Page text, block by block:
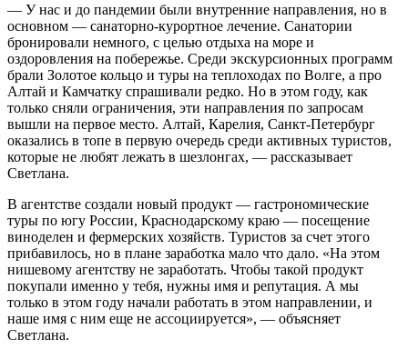
— У нас и до пандемии были внутренние направления, но в
основном — санаторно-курортное лечение. Санатории
бронировали немного, с целью отдыха на море и
оздоровления на побережье. Среди экскурсионных программ
брали Золотое кольцо и туры на теплоходах по Волге, а про
Алтай и Камчатку спрашивали редко. Но в этом году, как
только сняли ограничения, эти направления по запросам
вышли на первое место. Алтай, Карелия, Санкт-Петербург
оказались в топе в первую очередь среди активных туристов,
которые не любят лежать в шезлонгах, — рассказывает
Светлана.
В агентстве создали новый продукт — гастрономические
туры по югу России, Краснодарскому краю — посещение
виноделен и фермерских хозяйств. Туристов за счет этого
прибавилось, но в плане заработка мало что дало. «На этом
нишевому агентству не заработать. Чтобы такой продукт
покупали именно у тебя, нужны имя и репутация. А мы
только в этом году начали работать в этом направлении, и
наше имя с ним еще не ассоциируется», — объясняет
Светлана.